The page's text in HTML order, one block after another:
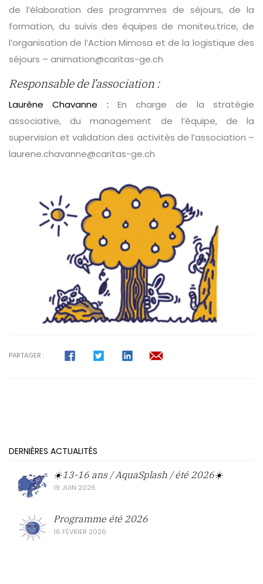
de l’élaboration des programmes de séjours, de la
formation, du suivis des équipes de moniteu.trice, de
l’organisation de l’Action Mimosa et de la logistique des
séjours – animation@caritas-ge.ch
Responsable de l’association :
Laurène Chavanne : En charge de la stratégie
associative, du management de l’équipe, de la
supervision et validation des activités de l’association –
laurene.chavanne@caritas-ge.ch
PARTAGER :
DERNIÈRES ACTUALITÉS
☀️13-16 ans / AquaSplash / été 2026☀️
19 JUIN 2026
Programme été 2026
16 FÉVRIER 2026